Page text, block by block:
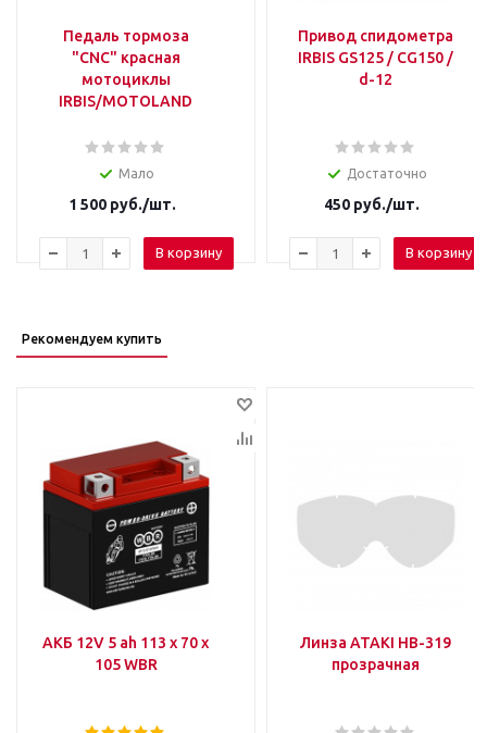
Педаль тормоза
"CNC" красная
мотоциклы
IRBIS/MOTOLAND
Мало
1 500руб./шт.
В корзину
Привод спидометра
IRBIS GS125 / CG150 /
d-12
Достаточно
450 руб./шт.
В корзину
Рекомендуем купить
АКБ 12V 5 ah 113 х 70 х
105 WBR
Линза ATAKI HB-319
прозрачная